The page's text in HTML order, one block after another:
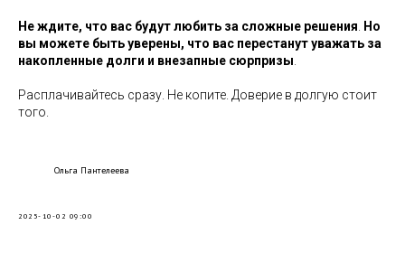
Не ждите, что вас будут любить за сложные решения
Но
вы можете быть уверены, что вас перестанут уважать за
накопленные долги и внезапные сюрпризы
Расплачивайтесь сразу. Не копите. Доверие в долгую стоит
того.
Ольга Пантелеева
2025-10-02 09:00